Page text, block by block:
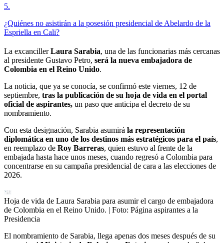
5.
¿Quiénes no asistirán a la posesión presidencial de Abelardo de la
Espriella en Cali?
La excancillerLaura Sarabia, una de las funcionarias más cercanas
al presidente Gustavo Petro, será la nueva embajadora de
Colombia en el Reino Unido.
La noticia, que ya se conocía, se confirmó este viernes, 12 de
septiembre, tras la publicación de su hoja de vida en el portal
oficial de aspirantes, un paso que anticipa el decreto de su
nombramiento.
Con esta designación, Sarabia asumirá la representación
diplomática en uno de los destinos más estratégicos para el país,
en reemplazo de Roy Barreras, quien estuvo al frente de la
embajada hasta hace unos meses, cuando regresó a Colombia para
concentrarse en su campaña presidencial de cara a las elecciones de
2026.
Hoja de vida de Laura Sarabia para asumir el cargo de embajadora
de Colombia en el Reino Unido. | Foto: Página aspirantes a la
Presidencia
El nombramiento de Sarabia, llega apenas dos meses después de su